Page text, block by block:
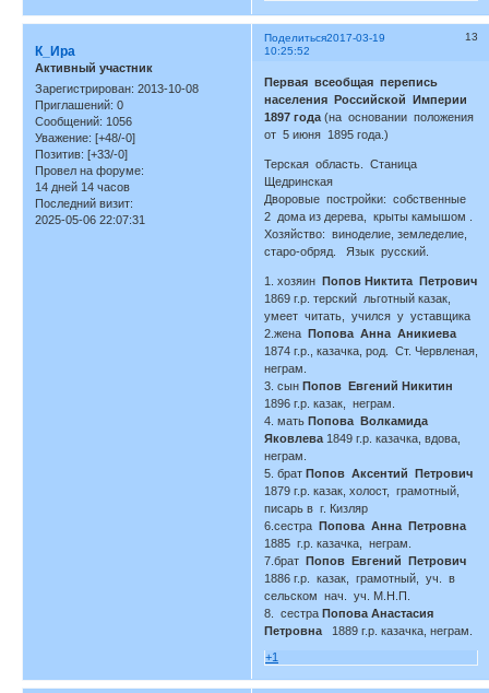
Поделиться 13
2017-03-19
10:25:52
К_Ира
Активный участник
Зарегистрирован: 2013-10-08
Приглашений: 0
Сообщений: 1056
Уважение: [+48/-0]
Позитив: [+33/-0]
Провел на форуме:
14 дней 14 часов
Последний визит:
2025-05-06 22:07:31
Первая всеобщая перепись
населения Российской Империи
1897 года(на основании положения
от 5 июня 1895 года.)
Терская область. Станица
Щедринская
Дворовые постройки: собственные
2 дома из дерева, крыты камышом .
Хозяйство: виноделие, земледелие,
старо-обряд. Язык русский.
1. хозяинПопов Никтита Петрович
1869 г.р. терский льготный казак,
умеет читать, учился у уставщика
2.женаПопова Анна Аникиева
1874 г.р., казачка, род. Ст. Червленая,
неграм.
3. сынПопов Евгений Никитин
1896 г.р. казак, неграм.
4. мать Попова Волкамида
Яковлева 1849 г.р. казачка, вдова,
неграм.
5. братПопов Аксентий Петрович
1879 г.р. казак, холост, грамотный,
писарь в г. Кизляр
6.сестраПопова Анна Петровна
1885 г.р. казачка, неграм.
7.братПопов Евгений Петрович
1886 г.р. казак, грамотный, уч. в
сельском нач. уч. М.Н.П.
8. сестраПопова Анастасия
Петровна 1889 г.р. казачка, неграм.
+1